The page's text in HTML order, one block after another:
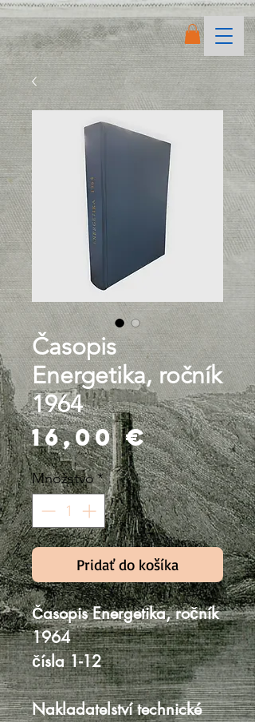
Časopis
Energetika, ročník
1964
16,00 €Price
Množstvo*
Pridať do košíka
Časopis Energetika, ročník
1964
čísla 1-12
Nakladatelství technické